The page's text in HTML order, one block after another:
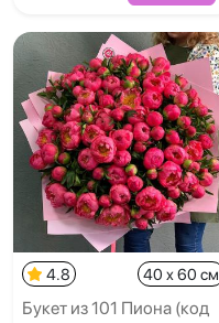
4.8 40 x 60 см
Букет из 101 Пиона (код